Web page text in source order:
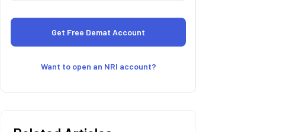
Want to open an NRI account?